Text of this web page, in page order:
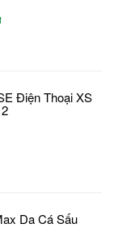
Điện Thoại XS
Da Cá Sấu